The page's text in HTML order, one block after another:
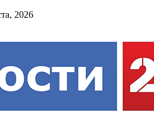
2026